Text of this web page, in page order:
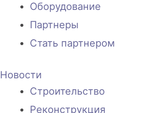
Оборудование
Партнеры
Стать партнером
Новости
Строительство
Реконструкция